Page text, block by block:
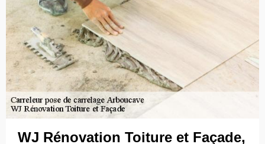
WJ Rénovation Toiture et Façade,